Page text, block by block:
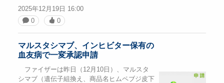
2025年12月19日 16:00
0
0
マルスタシマブ、インヒビター保有の
血友病で一変承認申請
ファイザーは昨日（12月10日）、マルスタ
シマブ（遺伝子組換え、商品名ヒムペブジ皮下